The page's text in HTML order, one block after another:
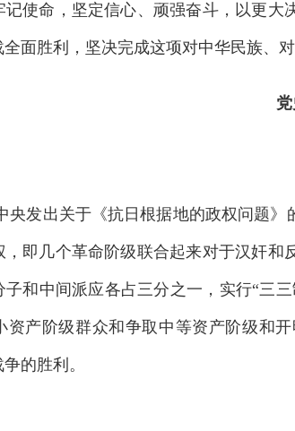
记使命，坚定信心、顽强奋斗，以更
面胜利，坚决完成这项对中华民族、
发出关于《抗日根据地的政权问题》
即几个革命阶级联合起来对于汉奸和
和中间派应各占三分之一，实行“三
资产阶级群众和争取中等资产阶级和
的胜利。